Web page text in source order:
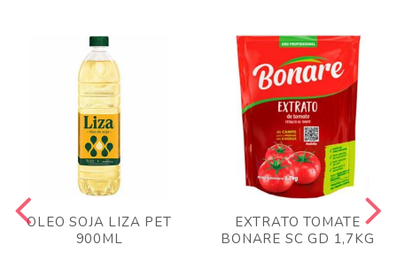
OLEO SOJA LIZA PET
900ML
EXTRATO TOMATE
BONARE SC GD 1,7KG